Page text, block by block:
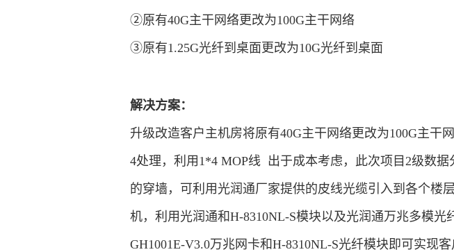
②原有40G主干网络更改为100G主干网络
③原有1.25G光纤到桌面更改为10G光纤到桌面
解决方案：
升级改造客户主机房将原有40G主干网络更改为100G主干
4处理，利用1*4 MOP线 出于成本考虑，此次项目2级数
的穿墙，可利用光润通厂家提供的皮线光缆引入到各个楼
机，利用光润通和H-8310NL-S模块以及光润通万兆多模
GH1001E-V3.0万兆网卡和H-8310NL-S光纤模块即可实现